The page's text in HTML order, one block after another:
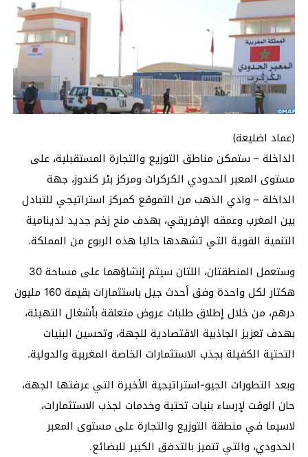
(عماد اضليعة)
الداخلة – ستمكن مناطق التوزيع والتجارة المستقبلية، على
مستوى المعبر الحدودي الكركرات ومركز بئر كندوز، جهة
الداخلة – وادي الذهب من التموقع كمركز استراتيجي للتبادل
بين المغرب وعمقه الإفريقي، بهدف منح زخم جديد لدينامية
التنمية القوية التي تشهدها حاليا هذه الربوع من المملكة.
وستعمل المنطقتان، اللتان سيتم إنشاؤهما على مساحة 30
هكتار لكل واحدة وفق أحدث جيل باستثمارات بقيمة 160 مليون
درهم، من خلال إطلاق طلبات عروض متعلقة بأشغال التهيئة،
بهدف تعزيز الجاذبية الاقتصادية للجهة، وتحسين البنيات
التحتية الكفيلة بجذب الاستثمارات الخاصة المغربية والدولية.
وبعد التطورات الجيو-استراتيجية الأخيرة التي عرفتها الجهة،
حان الوقت لإرساء بنيات تحتية وخدمات لجذب الاستثمارات،
لاسيما في منطقة التوزيع والتجارة على مستوى المعبر
الحدودي، والتي تتميز بالتدفق الكبير للبضائع.